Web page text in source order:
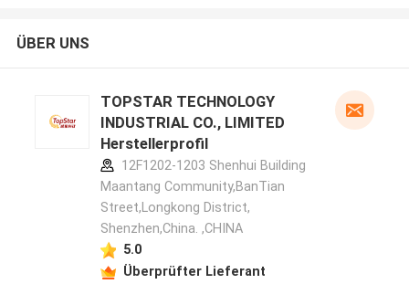
ÜBER UNS
TOPSTAR TECHNOLOGY
INDUSTRIAL CO., LIMITED
Herstellerprofil
12F1202-1203 Shenhui Building
Maantang Community,BanTian
Street,Longkong District,
Shenzhen,China. ,CHINA
5.0
Überprüfter Lieferant